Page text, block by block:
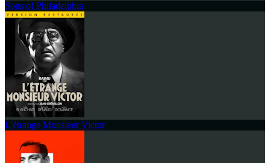
Sons of Philadelphia
L'étrange Monsieur Victor